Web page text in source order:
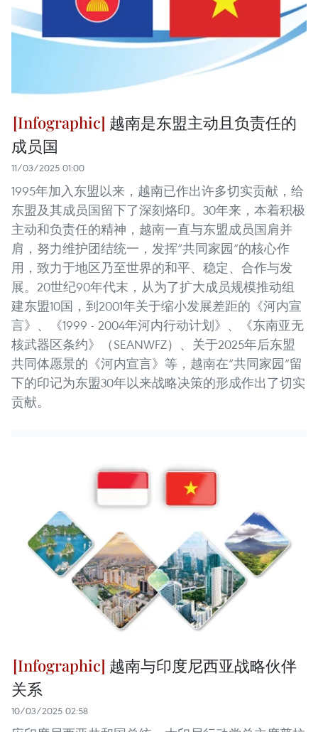
越南是东盟主动且负责任的
成员国
11/03/2025 01:00
1995年加入东盟以来，越南已作出许多切实贡献，给
东盟及其成员国留下了深刻烙印。30年来，本着积极
主动和负责任的精神，越南一直与东盟成员国肩并
肩，努力维护团结统一，发挥“共同家园”的核心作
用，致力于地区乃至世界的和平、稳定、合作与发
展。20世纪90年代末，从为了扩大成员规模推动组
建东盟10国，到2001年关于缩小发展差距的《河内宣
言》、《1999 - 2004年河内行动计划》、《东南亚无
核武器区条约》（SEANWFZ）、关于2025年后东盟
共同体愿景的《河内宣言》等，越南在“共同家园”留
下的印记为东盟30年以来战略决策的形成作出了切实
贡献。
越南与印度尼西亚战略伙伴
关系
10/03/2025 02:58